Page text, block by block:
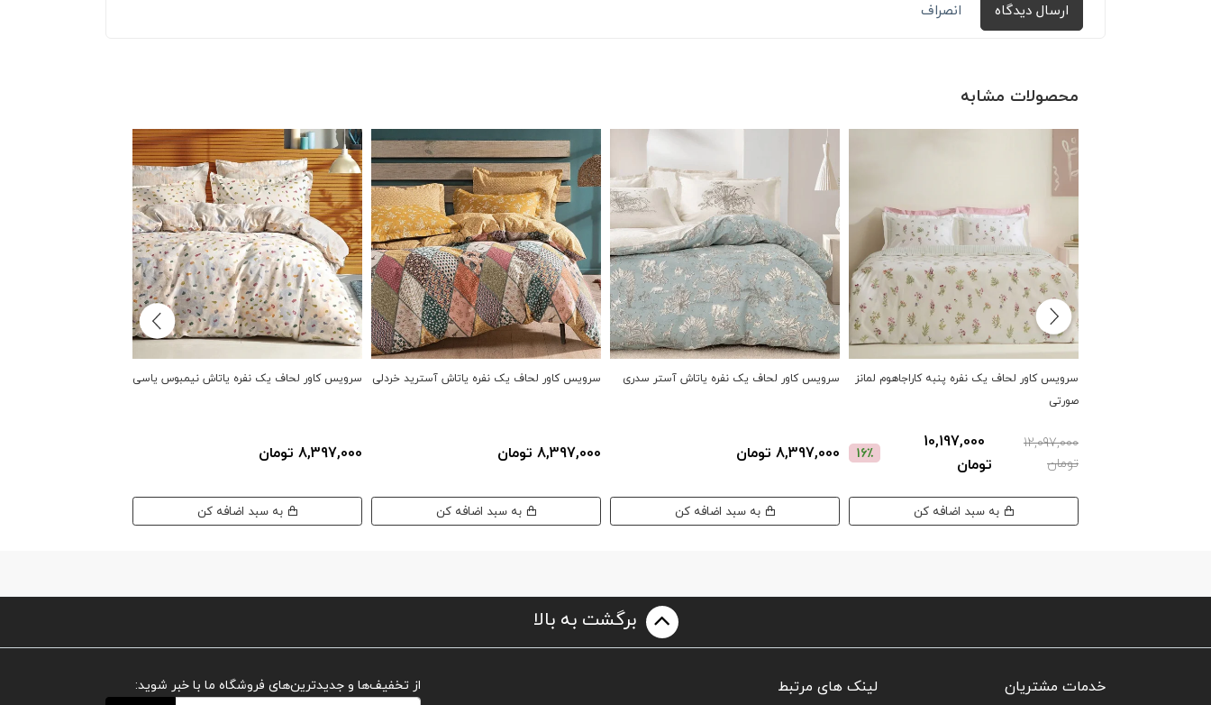
ارسال دیدگاه انصراف
محصولات مشابه
سرویس کاور لحاف یک نفره پنبه کاراجاهوم لمانز
صورتی
12,097,000
تومان
10,197,000
تومان
16٪
به سبد اضافه کن
سرویس کاور لحاف یک نفره یاتاش آستر سدری
8,397,000 تومان
به سبد اضافه کن
سرویس کاور لحاف یک نفره یاتاش آسترید خردلی
8,397,000 تومان
به سبد اضافه کن
سرویس کاور لحاف یک نفره یاتاش نیمبوس یاسی
8,397,000 تومان
به سبد اضافه کن
برگشت به بالا
خدمات مشتریان لینک های مرتبط از تخفیف‌ها و جدیدترین‌های فروشگاه ما با خبر شوید: